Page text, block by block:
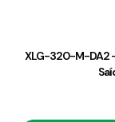
XLG-320-M-DA2